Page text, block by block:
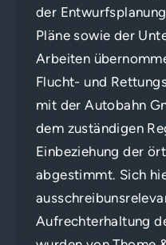
der
Pläne sowie der
Arbeiten
Flucht- und
mit der Autobahn
dem zuständigen
Einbeziehung der
abgestimmt. Sich
Aufrechterhaltung